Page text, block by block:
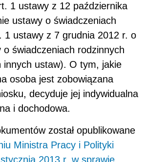
1 ustawy z 12 października
ustawy o świadczeniach
1 ustawy z 7 grudnia 2012 r. o
o świadczeniach rodzinnych
innych ustaw). O tym, jakie
osoba jest zobowiązana
decyduje jej indywidualna
i dochodowa.
został opublikowane
Ministra Pracy i Polityki
2013 r. w sprawie